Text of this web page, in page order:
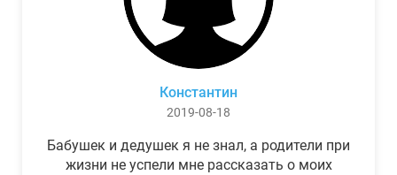
Константин
2019-08-18
Бабушек и дедушек я не знал, а родители при
жизни не успели мне рассказать о моих